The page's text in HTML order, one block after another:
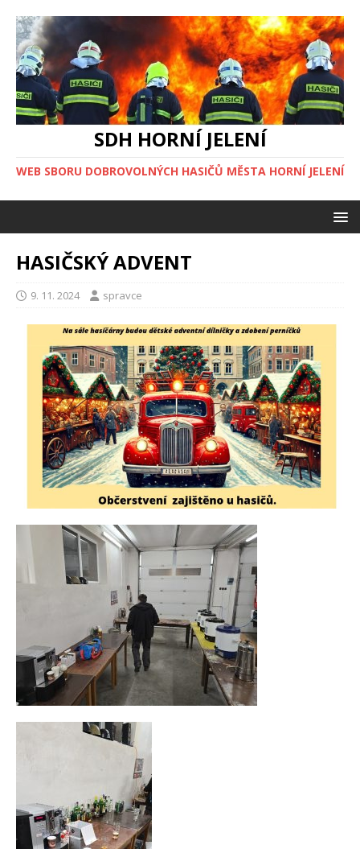
SDH HORNÍ JELENÍ
WEB SBORU DOBROVOLNÝCH HASIČŮ MĚSTA HORNÍ JELENÍ
HASIČSKÝ ADVENT
9. 11. 2024 spravce